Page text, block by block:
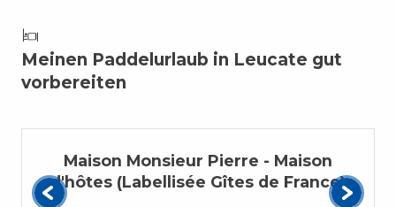
Meinen Paddelurlaub in Leucate gut
vorbereiten
Maison Monsieur Pierre - Maison
d'hôtes (Labellisée Gîtes de France)